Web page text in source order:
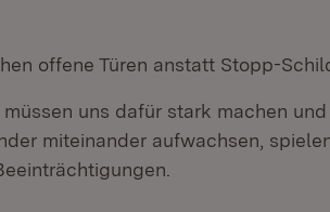
offene Türen anstatt Stopp-
uns dafür stark machen
miteinander aufwachsen,